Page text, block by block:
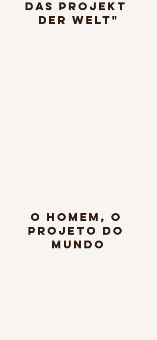
das Projekt
der Welt"
O Homem, o
Projeto do
Mundo